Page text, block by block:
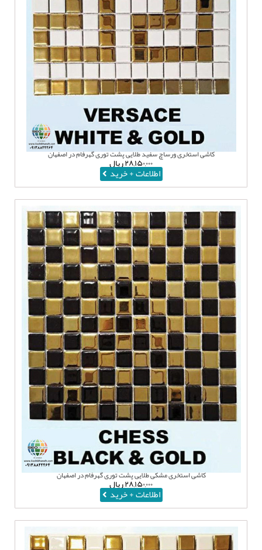
کاشی استخری ورساچ سفید طلایی پشت توری گهرفام در اصفهان
۲۸,۱۵۰,۰۰۰ریال
اطلاعات + خرید
کاشی استخری مشکی طلایی پشت توری گهرفام در اصفهان
۲۸,۱۵۰,۰۰۰ریال
اطلاعات + خرید